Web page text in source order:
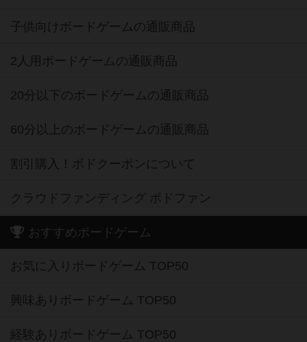
子供向けボードゲームの通販商品
2人用ボードゲームの通販商品
20分以下のボードゲームの通販商品
60分以上のボードゲームの通販商品
割引購入！ボドクーポンについて
クラウドファンディング ボドファン
おすすめボードゲーム
お気に入りボードゲーム TOP50
興味ありボードゲーム TOP50
経験ありボードゲーム TOP50